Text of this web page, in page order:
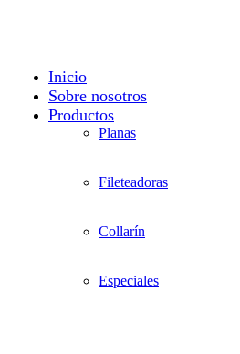
Inicio
Sobre nosotros
Productos
Planas
Fileteadoras
Collarín
Especiales